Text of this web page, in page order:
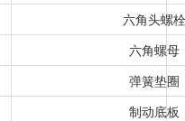
六角头螺栓
六角螺母
弹簧垫圈
制动底板